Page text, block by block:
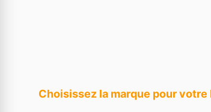
Choisissez la marque pour